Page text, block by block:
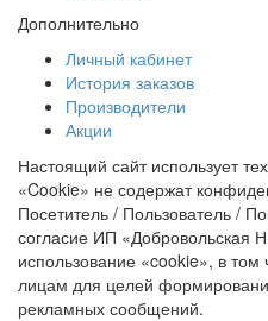
Дополнительно
Личный кабинет
История заказов
Производители
Акции
Настоящий сайт использует
«Cookie» не содержат
Посетитель / Пользователь /
согласие ИП «Добровольская
использование «cookie», в
лицам для целей
рекламных сообщений.